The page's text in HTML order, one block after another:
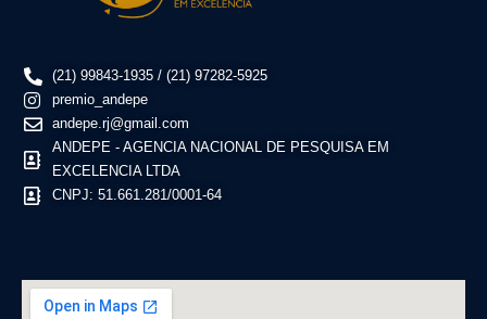
(21) 99843-1935 / (21) 97282-5925
premio_andepe
andepe.rj@gmail.com
ANDEPE - AGENCIA NACIONAL DE PESQUISA EM
EXCELENCIA LTDA
CNPJ: 51.661.281/0001-64